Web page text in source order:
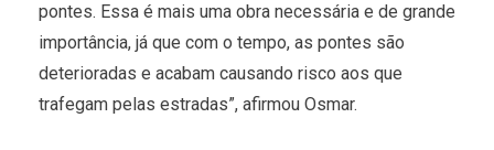
pontes. Essa é mais uma obra necessária e de grande
importância, já que com o tempo, as pontes são
deterioradas e acabam causando risco aos que
trafegam pelas estradas”, afirmou Osmar.